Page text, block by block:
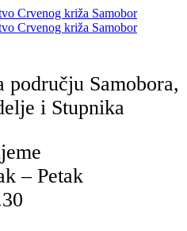
području Samobora,
i Stupnika
– Petak